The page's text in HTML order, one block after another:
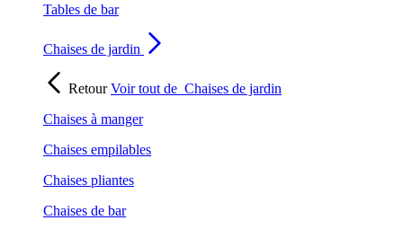
Tables de bar
Chaises de jardin
RetourVoir tout de Chaises de jardin
Chaises à manger
Chaises empilables
Chaises pliantes
Chaises de bar